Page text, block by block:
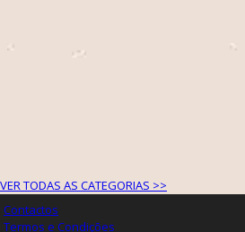
VER TODAS AS CATEGORIAS >>
Contactos
Termos e Condições